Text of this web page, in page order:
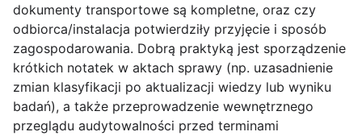
dokumenty transportowe są kompletne, oraz czy
odbiorca/instalacja potwierdziły przyjęcie i sposób
zagospodarowania. Dobrą praktyką jest sporządzenie
krótkich notatek w aktach sprawy (np. uzasadnienie
zmian klasyfikacji po aktualizacji wiedzy lub wyniku
badań), a także przeprowadzenie wewnętrznego
przeglądu audytowalności przed terminami